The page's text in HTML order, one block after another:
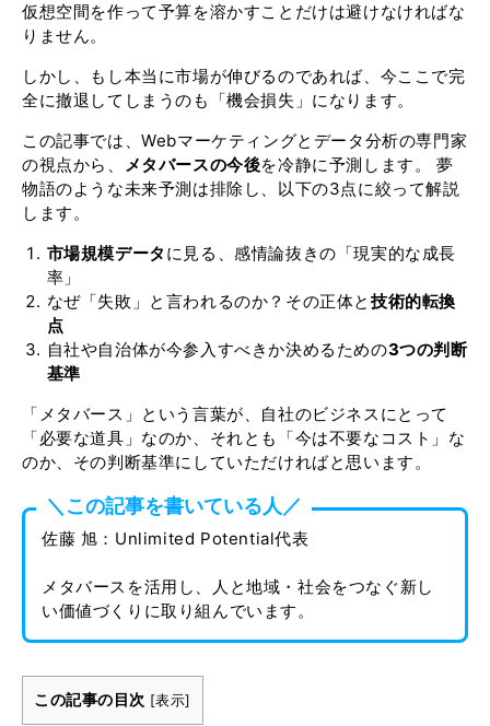
仮想空間を作って予算を溶かすことだけは避けなければな
りません。
しかし、もし本当に市場が伸びるのであれば、今ここで完
全に撤退してしまうのも「機会損失」になります。
この記事では、Webマーケティングとデータ分析の専門家
の視点から、 メタバースの今後を冷静に予測します。 夢
物語のような未来予測は排除し、以下の3点に絞って解説
します。
市場規模データ に見る、感情論抜きの「現実的な成長
率」
なぜ「失敗」と言われるのか？その正体と 技術的転換
点
自社や自治体が今参入すべきか決めるための3つの判断
基準
「メタバース」という言葉が、自社のビジネスにとって
「必要な道具」なのか、それとも「今は不要なコスト」な
のか、その判断基準にしていただければと思います。
＼この記事を書いている人／
佐藤 旭：Unlimited Potential代表
メタバースを活用し、人と地域・社会をつなぐ新し
い価値づくりに取り組んでいます。
この記事の目次 [表示]